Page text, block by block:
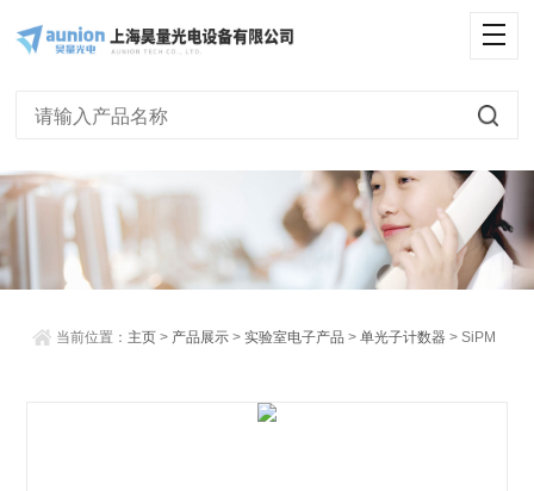
当前位置： 主页 > 产品展示 >实验室电子产品 >单光子计数器 > SiPM